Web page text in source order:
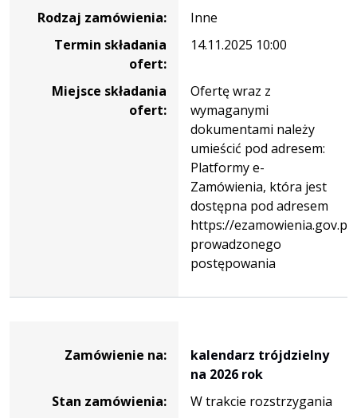
Mościckiego
Ciechanowie.
Rodzaj zamówienia:
Inne
Termin składania
ofert:
14.11.2025 10:00
Miejsce składania
ofert:
Ofertę wraz z
wymaganymi
dokumentami należy
umieścić pod adresem:
Platformy e-
Zamówienia, która jest
dostępna pod adresem
https://ezamowienia.gov.pl
prowadzonego
postępowania
zamówienia
trójdzielny
Zamówienie na:
kalendarz trójdzielny
na 2026 rok
Stan zamówienia:
W trakcie rozstrzygania